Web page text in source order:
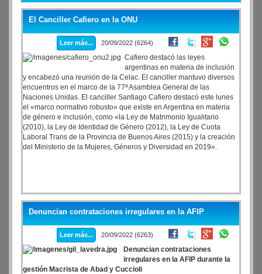
El Canciller Cafiero en la ONU
Leer más... 20/09/2022 (6264)
Cafiero destacó las leyes
argentinas en materia de inclusión
y encabezó una reunión de la Celac. El canciller mantuvo diversos
encuentros en el marco de la 77ª Asamblea General de las
Naciones Unidas. El canciller Santiago Cafiero destacó este lunes
el «marco normativo robusto» que existe en Argentina en materia
de género e inclusión, como «la Ley de Matrimonio Igualitario
(2010), la Ley de Identidad de Género (2012), la Ley de Cuota
Laboral Trans de la Provincia de Buenos Aires (2015) y la creación
del Ministerio de la Mujeres, Géneros y Diversidad en 2019».
Denuncian contrataciones irregulares en la AFIP
Leer más... 20/09/2022 (6263)
Denuncian contrataciones
irregulares en la AFIP durante la
gestión Macrista de Abad y Cuccioli